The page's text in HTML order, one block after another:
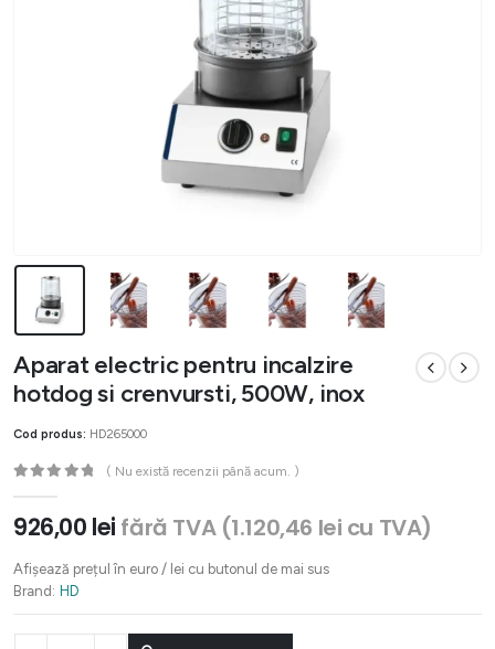
Aparat electric pentru incalzire
hotdog si crenvursti, 500W, inox
Cod produs: HD265000
( Nu există recenzii până acum. )
926,00 lei fără TVA (1.120,46 lei cu TVA)
Afișează prețul în euro / lei cu butonul de mai sus
Brand: HD